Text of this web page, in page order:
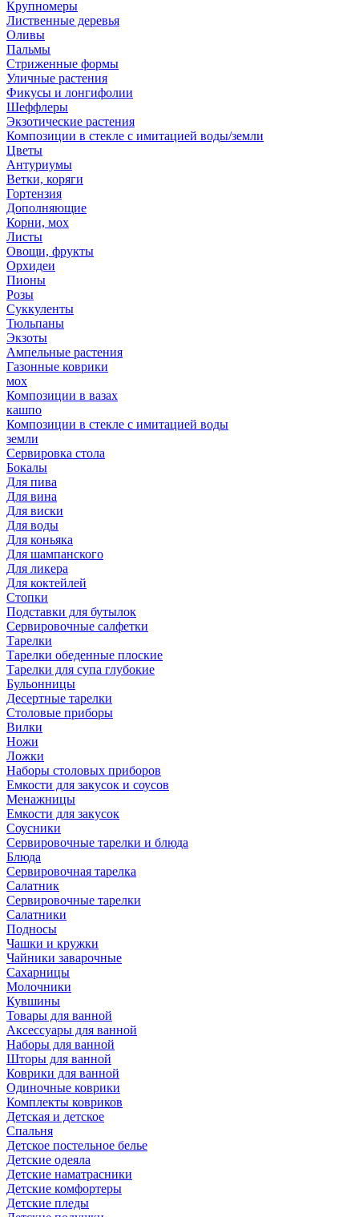
Крупномеры
Лиственные деревья
Оливы
Пальмы
Стриженные формы
Уличные растения
Фикусы и лонгифолии
Шеффлеры
Экзотические растения
Композиции в стекле с имитацией воды/земли
Цветы
Антуриумы
Ветки, коряги
Гортензия
Дополняющие
Корни, мох
Листы
Овощи, фрукты
Орхидеи
Пионы
Розы
Суккуленты
Тюльпаны
Экзоты
Ампельные растения
Газонные коврики
мох
Композиции в вазах
кашпо
Композиции в стекле с имитацией воды
земли
Сервировка стола
Бокалы
Для пива
Для вина
Для виски
Для воды
Для коньяка
Для шампанского
Для ликера
Для коктейлей
Стопки
Подставки для бутылок
Сервировочные салфетки
Тарелки
Тарелки обеденные плоские
Тарелки для супа глубокие
Бульонницы
Десертные тарелки
Столовые приборы
Вилки
Ножи
Ложки
Наборы столовых приборов
Емкости для закусок и соусов
Менажницы
Емкости для закусок
Соусники
Сервировочные тарелки и блюда
Блюда
Сервировочная тарелка
Салатник
Сервировочные тарелки
Салатники
Подносы
Чашки и кружки
Чайники заварочные
Сахарницы
Молочники
Кувшины
Товары для ванной
Аксессуары для ванной
Наборы для ванной
Шторы для ванной
Коврики для ванной
Одиночные коврики
Комплекты ковриков
Детская и детское
Спальня
Детское постельное белье
Детские одеяла
Детские наматрасники
Детские комфортеры
Детские пледы